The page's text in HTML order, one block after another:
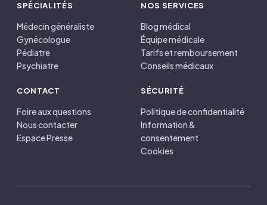
SPÉCIALITÉS
Médecin généraliste
Gynécologue
Pédiatre
Psychiatre
NOS SERVICES
Blog médical
Équipe médicale
Tarifs et remboursement
Conseils médicaux
CONTACT
Foire aux questions
Nous contacter
Espace Presse
SÉCURITÉ
Politique de confidentialité
Information &
consentement
Cookies